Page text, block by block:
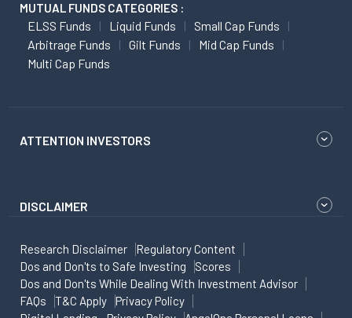
MUTUAL FUNDS CATEGORIES :
ELSS Funds Liquid Funds
Small Cap Funds
Arbitrage Funds
Gilt Funds
Mid Cap Funds
Multi Cap Funds
ATTENTION INVESTORS
DISCLAIMER
Research Disclaimer
Regulatory Content
Dos and Don'ts to Safe Investing
Scores
Dos and Don'ts While Dealing With Investment Advisor
FAQs
T&C Apply
Privacy Policy